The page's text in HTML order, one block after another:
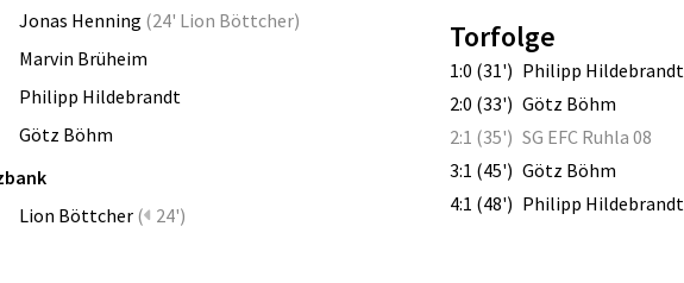
Jonas Henning (24' Lion Böttcher)
Marvin Brüheim
Philipp Hildebrandt
Götz Böhm
Lion Böttcher ( 24')
Torfolge
1:0 (31') Philipp Hildebrandt
2:0 (33') Götz Böhm
2:1 (35') SG EFC Ruhla 08
3:1 (45') Götz Böhm
4:1 (48') Philipp Hildebrandt